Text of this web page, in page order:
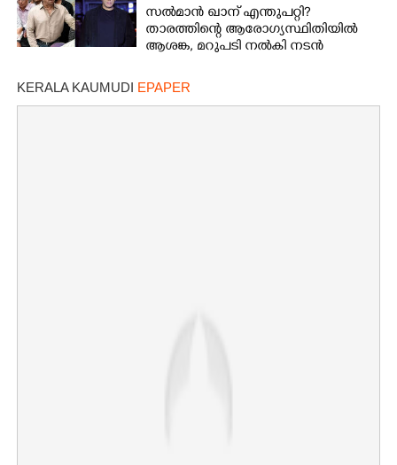
സൽമാൻ ഖാന് എന്തുപറ്റി?
താരത്തിന്റെ ആരോഗ്യസ്ഥിതിയിൽ
ആശങ്ക, മറുപടി നൽകി നടൻ
KERALA KAUMUDI EPAPER